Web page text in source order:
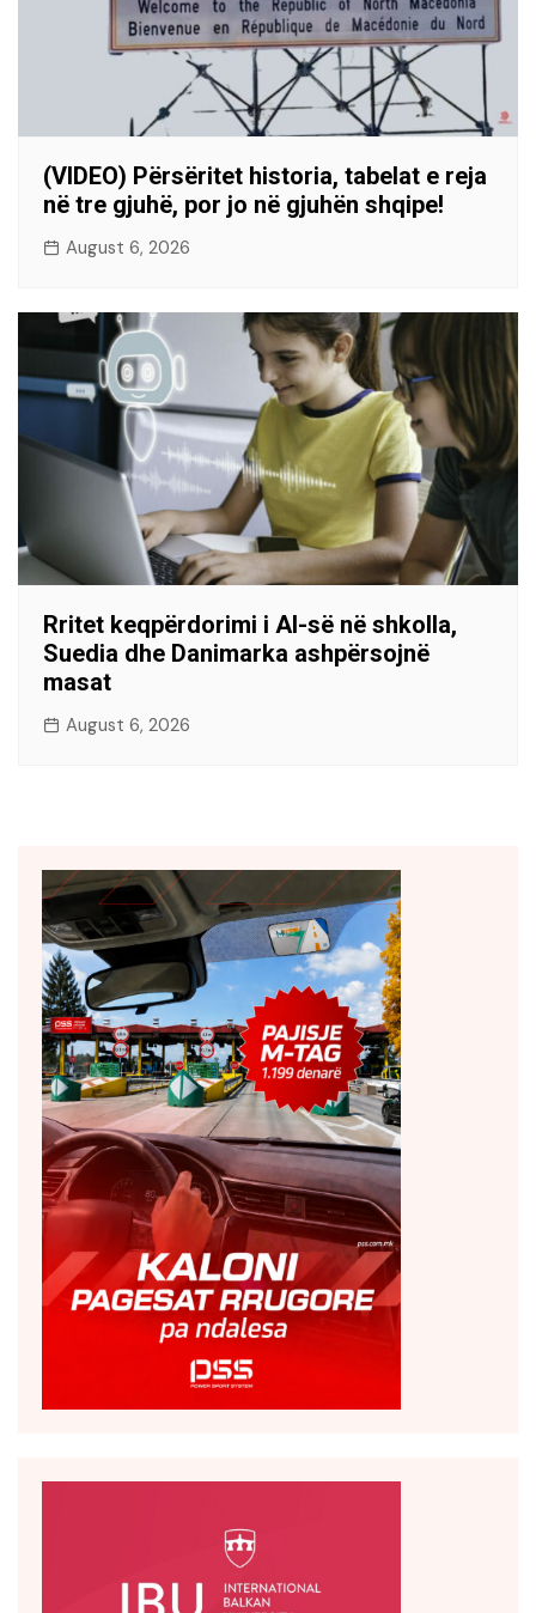
(VIDEO) Përsëritet historia, tabelat e reja
në tre gjuhë, por jo në gjuhën shqipe!
August 6, 2026
Rritet keqpërdorimi i AI-së në shkolla,
Suedia dhe Danimarka ashpërsojnë
masat
August 6, 2026